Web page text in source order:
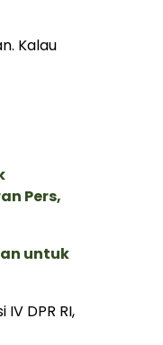
Kalau
Pers,
untuk
DPR RI,